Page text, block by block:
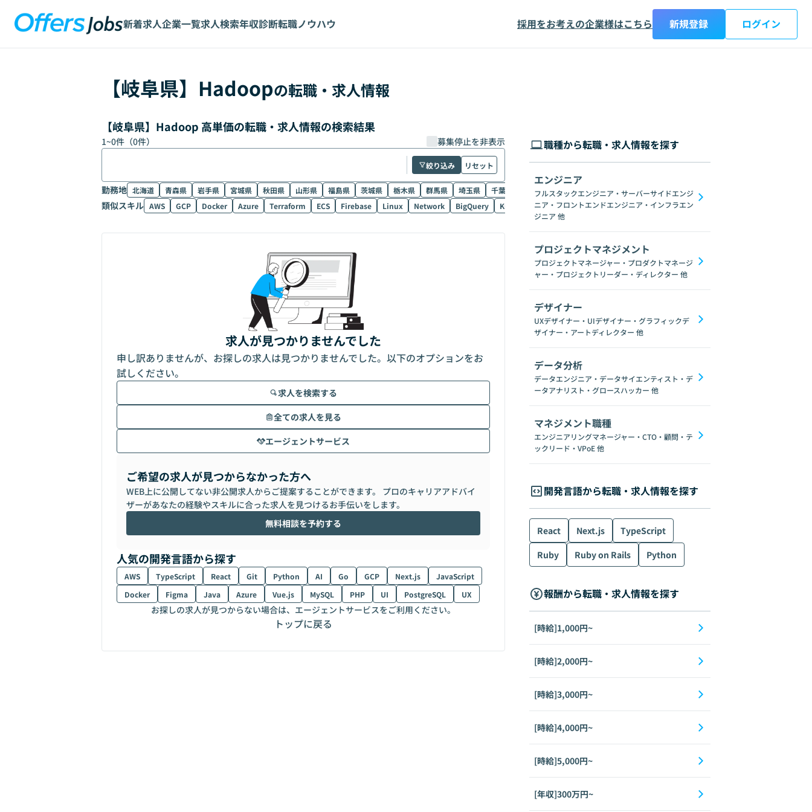
新着求人企業一覧求人検索年収診断転職ノウハウ 採用をお考えの企業様はこちら 新規登録 ログイン
【岐阜県】 Hadoopの転職・求人情報
【岐阜県】Hadoop 高単価の転職・求人情報の検索結果
1~0件（0件） 募集停止を非表示
絞り込み リセット
勤務地 北海道 青森県 岩手県 宮城県 秋田県 山形県 福島県 茨城県 栃木県 群馬県 埼玉県 千葉県 東京都 神奈川県 新潟県 富山県 石川県
類似スキル AWS GCP Docker Azure Terraform ECS Firebase Linux Network BigQuery Kubernetes Datadog Jenkins Zabbix NGINX
求人が見つかりませんでした
申し訳ありませんが、お探しの求人は見つかりませんでした。以下のオプションをお
試しください。
求人を検索する
全ての求人を見る
エージェントサービス
ご希望の求人が見つからなかった方へ
WEB上に公開してない非公開求人からご提案することができます。 プロのキャリアアドバイ
ザーがあなたの経験やスキルに合った求人を見つけるお手伝いをします。
無料相談を予約する
人気の開発言語から探す
AWS TypeScript React Git Python AI Go GCP Next.js
JavaScript
Docker
Figma Java Azure Vue.js MySQL PHP UI PostgreSQL UX
お探しの求人が見つからない場合は、エージェントサービスをご利用ください。
トップに戻る
職種から転職・求人情報を探す
エンジニア
フルスタックエンジニア・サーバーサイドエンジ
ニア・フロントエンドエンジニア・インフラエン
ジニア 他
プロジェクトマネジメント
プロジェクトマネージャー・プロダクトマネージ
ャー・プロジェクトリーダー・ディレクター 他
デザイナー
UXデザイナー・UIデザイナー・グラフィックデ
ザイナー・アートディレクター 他
データ分析
データエンジニア・データサイエンティスト・デ
ータアナリスト・グロースハッカー 他
マネジメント職種
エンジニアリングマネージャー・CTO・顧問・テ
ックリード・VPoE他
開発言語から転職・求人情報を探す
React Next.js
TypeScript
Ruby
Ruby on Rails Python
報酬から転職・求人情報を探す
[時給]1,000円~
[時給]2,000円~
[時給]3,000円~
[時給]4,000円~
[時給]5,000円~
[年収]300万円~